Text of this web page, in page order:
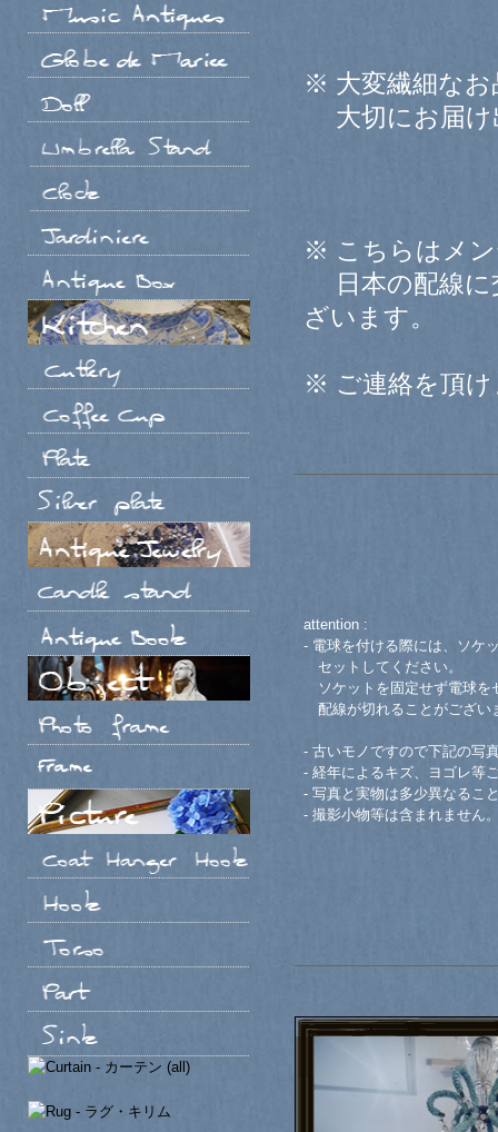
※ 大変繊細なお
大切にお届け
※ こちらはメ
日本の配線に
ざいます。
※ ご連絡を頂け
attention :
- 電球を付ける際には、ソケ
セットしてください。
ソケットを固定せず電球を
配線が切れることがござい
- 古いモノですので下記の写
- 経年によるキズ、ヨゴレ等
- 写真と実物は多少異なるこ
- 撮影小物等は含まれません